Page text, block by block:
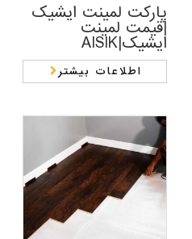
پارکت لمینت ایشیک
|قیمت لمینت
ایشیک|AISIK
اطلاعات بیشتر